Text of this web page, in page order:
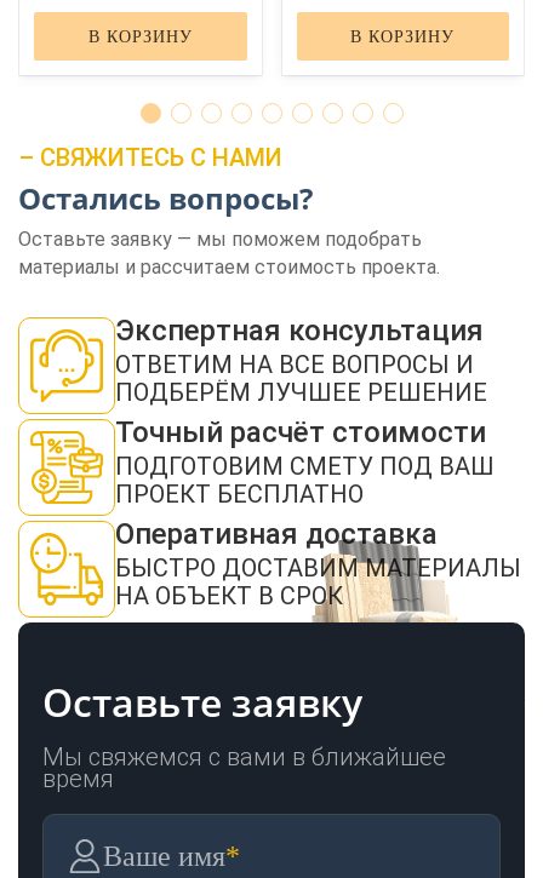
В КОРЗИНУ В КОРЗИНУ
– СВЯЖИТЕСЬ С НАМИ
Остались вопросы?
Оставьте заявку — мы поможем подобрать
материалы и рассчитаем стоимость проекта.
Экспертная консультация
ОТВЕТИМ НА ВСЕ ВОПРОСЫ И
ПОДБЕРЁМ ЛУЧШЕЕ РЕШЕНИЕ
Точный расчёт стоимости
ПОДГОТОВИМ СМЕТУ ПОД ВАШ
ПРОЕКТ БЕСПЛАТНО
Оперативная доставка
БЫСТРО ДОСТАВИМ МАТЕРИАЛЫ
НА ОБЪЕКТ В СРОК
Оставьте заявку
Мы свяжемся с вами в ближайшее
время
Ваше имя*
ЗАКАЗАТЬ ЗВОНОК
Нажимая кнопку "Отправить", я даю своё согласие на обработку моих
персональных данных в соответствии с ФЗ от 27.07.2006 № 152-ФЗ "О
персональных данных", на условиях и для целей, определенных в
конфиденциальности